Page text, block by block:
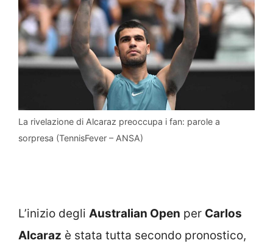
La rivelazione di Alcaraz preoccupa i fan: parole a
sorpresa (TennisFever – ANSA)
L’inizio degli Australian Open per Carlos
Alcaraz è stata tutta secondo pronostico,